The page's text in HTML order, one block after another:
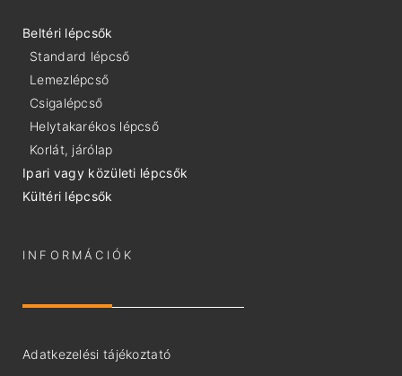
Beltéri lépcsők
Standard lépcső
Lemezlépcső
Csigalépcső
Helytakarékos lépcső
Korlát, járólap
Ipari vagy közületi lépcsők
Kültéri lépcsők
INFORMÁCIÓK
Adatkezelési tájékoztató